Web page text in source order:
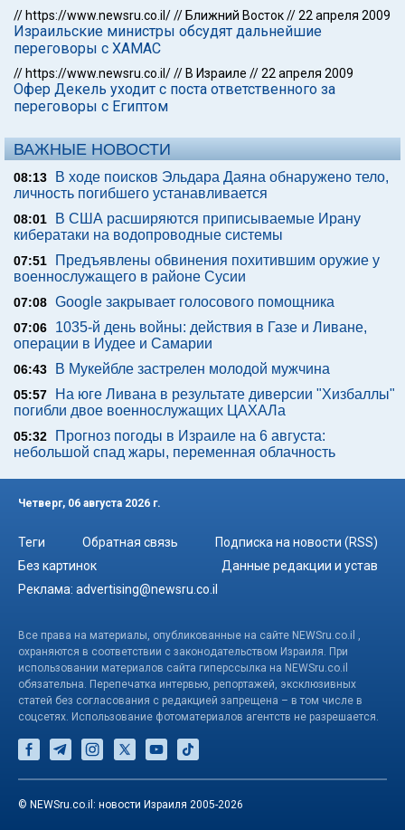
// https://www.newsru.co.il/// Ближний Восток//22 апреля 2009
Израильские министры обсудят дальнейшие
переговоры с ХАМАС
// https://www.newsru.co.il/// В Израиле //22 апреля 2009
Офер Декель уходит с поста ответственного за
переговоры с Египтом
ВАЖНЫЕ НОВОСТИ
08:13
В ходе поисков Эльдара Даяна обнаружено тело,
личность погибшего устанавливается
08:01
В США расширяются приписываемые Ирану
кибератаки на водопроводные системы
07:51
Предъявлены обвинения похитившим оружие у
военнослужащего в районе Сусии
07:08 Google закрывает голосового помощника
07:06
1035-й день войны: действия в Газе и Ливане,
операции в Иудее и Самарии
06:43 В Мукейбле застрелен молодой мужчина
05:57
На юге Ливана в результате диверсии "Хизбаллы"
погибли двое военнослужащих ЦАХАЛа
05:32
Прогноз погоды в Израиле на 6 августа:
небольшой спад жары, переменная облачность
Четверг, 06 августа 2026 г.
Теги Обратная связь
Подписка на новости (RSS)
Без картинок
Данные редакции и устав
Реклама: advertising@newsru.co.il
Все права на материалы, опубликованные на сайте NEWSru.co.il ,
охраняются в соответствии с законодательством Израиля. При
использовании материалов сайта гиперссылка на NEWSru.co.il
обязательна. Перепечатка интервью, репортажей, эксклюзивных
статей без согласования с редакцией запрещена – в том числе в
соцсетях. Использование фотоматериалов агентств не разрешается.
© NEWSru.co.il: новости Израиля 2005-2026